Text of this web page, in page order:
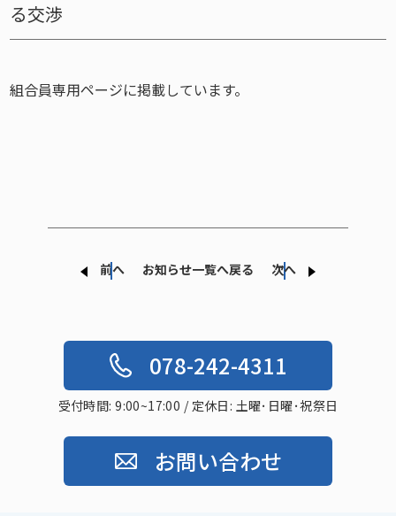
る交渉
組合員専用ページに掲載しています。
前へ お知らせ一覧へ戻る 次へ
078-242-4311
受付時間: 9:00~17:00 / 定休日: 土曜･日曜･祝祭日
お問い合わせ